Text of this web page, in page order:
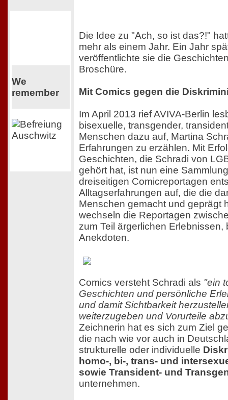
We
remember
Die Idee zu "Ach, so ist das?!"
mehr als einem Jahr. Ein Jahr
veröffentlichte sie die
Broschüre.
Mit Comics gegen die
Im April 2013 rief AVIVA-Berlin
bisexuelle, transgender,
Menschen dazu auf, Martina
Erfahrungen zu erzählen. Mit
Geschichten, die Schradi von
gehört hat, ist nun eine
dreiseitigen Comicreportagen
Alltagserfahrungen auf, die die
Menschen gemacht und geprägt
wechseln die Reportagen
zum Teil ärgerlichen Erlebnissen,
Anekdoten.
Comics versteht Schradi als "ein
Geschichten und persönliche
und damit Sichtbarkeit
weiterzugeben und Vorurteile
Zeichnerin hat es sich zum Ziel
die nach wie vor auch in
strukturelle oder individuelle
homo-, bi-, trans- und
sowie Transident- und
unternehmen.